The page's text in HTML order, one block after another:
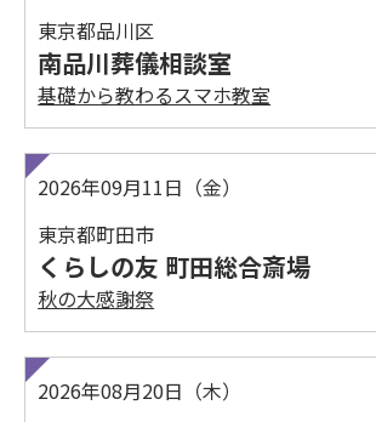
東京都品川区
南品川葬儀相談室
基礎から教わるスマホ教室
2026年09月11日（金）
東京都町田市
くらしの友 町田総合斎場
秋の大感謝祭
2026年08月20日（木）